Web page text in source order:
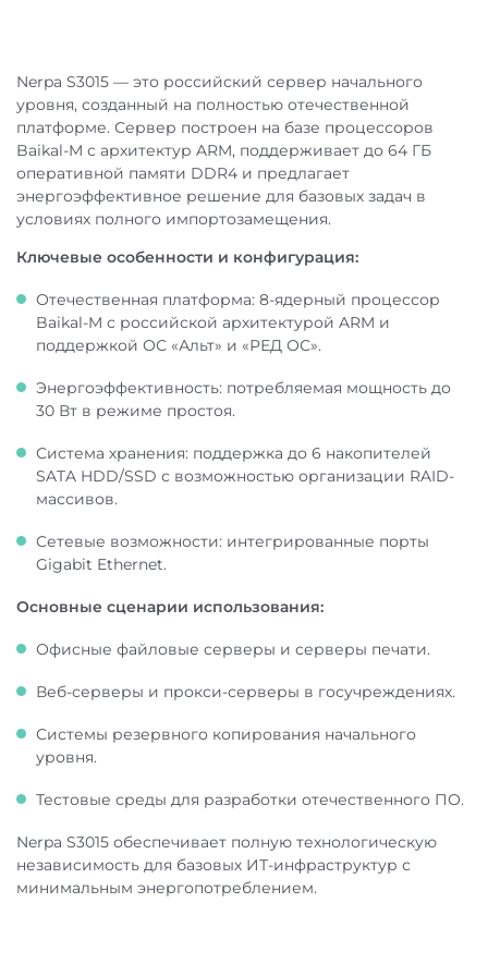
Nerpa S3015 — это российский сервер начального
уровня, созданный на полностью отечественной
платформе. Сервер построен на базе процессоров
Baikal-M с архитектур ARM, поддерживает до 64 ГБ
оперативной памяти DDR4 и предлагает
энергоэффективное решение для базовых задач в
условиях полного импортозамещения.
Ключевые особенности и конфигурация:
Отечественная платформа: 8-ядерный процессор
Baikal-M с российской архитектурой ARM и
поддержкой ОС «Альт» и «РЕД ОС».
Энергоэффективность: потребляемая мощность до
30 Вт в режиме простоя.
Система хранения: поддержка до 6 накопителей
SATA HDD/SSD с возможностью организации RAID-
массивов.
Сетевые возможности: интегрированные порты
Gigabit Ethernet.
Основные сценарии использования:
Офисные файловые серверы и серверы печати.
Веб-серверы и прокси-серверы в госучреждениях.
Системы резервного копирования начального
уровня.
Тестовые среды для разработки отечественного ПО.
Nerpa S3015 обеспечивает полную технологическую
независимость для базовых ИТ-инфраструктур с
минимальным энергопотреблением.
По Москве и Московской области:
В регионы РФ:
Самовывоз: